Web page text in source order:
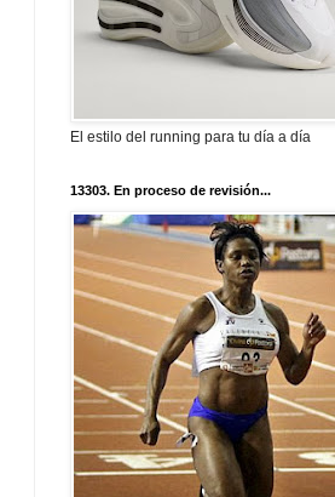
El estilo del running para tu día a día
13303. En proceso de revisión...